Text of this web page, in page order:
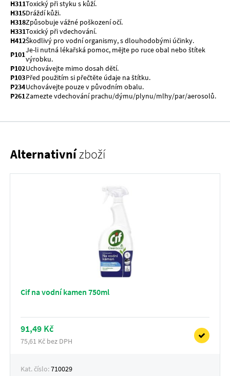
H311Toxický při styku s kůží.
H315Dráždí kůži.
H318Způsobuje vážné poškození očí.
H331Toxický při vdechování.
H412Škodlivý pro vodní organismy, s dlouhodobými účinky.
P101Je-li nutná lékařská pomoc, mějte po ruce obal nebo štítek
výrobku.
P102Uchovávejte mimo dosah dětí.
P103Před použitím si přečtěte údaje na štítku.
P234Uchovávejte pouze v původním obalu.
P261Zamezte vdechování prachu/dýmu/plynu/mlhy/par/aerosolů.
Alternativnízboží
Cif na vodní kamen 750ml
91,49 Kč
75,61 Kč bez DPH
Kat. číslo:710029